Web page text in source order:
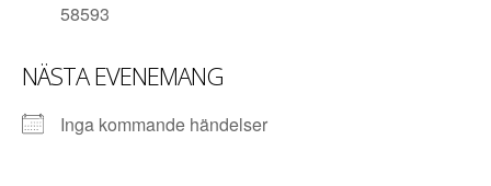
58593
NÄSTA EVENEMANG
Inga kommande händelser